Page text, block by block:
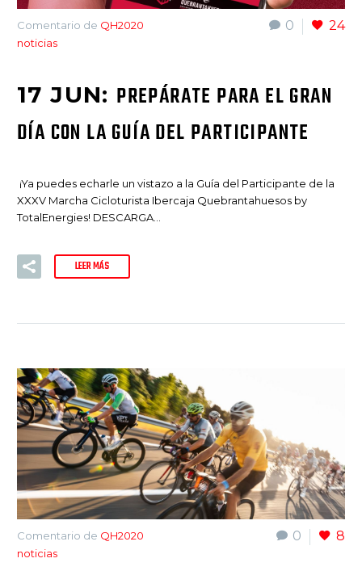
0 24
Comentario de QH2020
noticias
17 JUN: PREPÁRATE PARA EL GRAN
DÍA CON LA GUÍA DEL PARTICIPANTE
¡Ya puedes echarle un vistazo a la Guía del Participante de la
XXXV Marcha Cicloturista Ibercaja Quebrantahuesos by
TotalEnergies! DESCARGA…
LEER MÁS
0 8
Comentario de QH2020
noticias